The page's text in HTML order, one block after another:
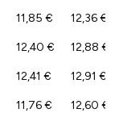
11,85 € 12,36 €
12,40 € 12,88 €
12,41 € 12,91 €
11,76 € 12,60 €